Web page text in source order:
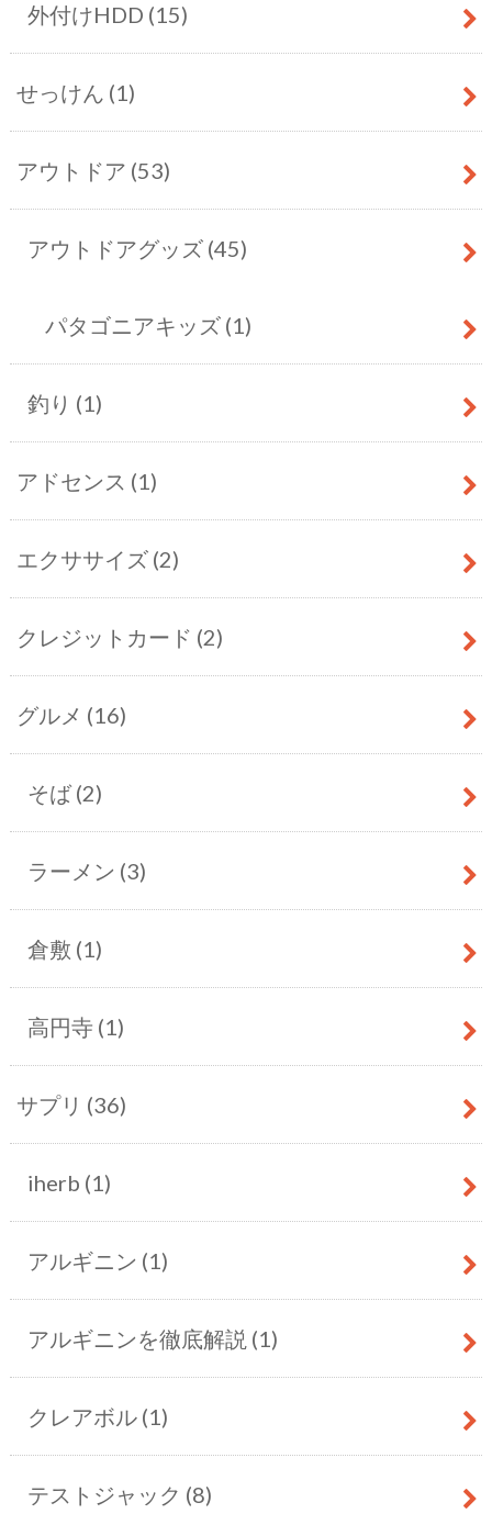
外付けHDD (15)
せっけん (1)
アウトドア (53)
アウトドアグッズ (45)
パタゴニアキッズ (1)
釣り (1)
アドセンス (1)
エクササイズ (2)
クレジットカード (2)
グルメ (16)
そば(2)
ラーメン (3)
倉敷 (1)
高円寺 (1)
サプリ (36)
iherb (1)
アルギニン (1)
アルギニンを徹底解説 (1)
クレアボル (1)
テストジャック (8)